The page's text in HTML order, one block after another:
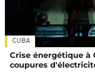
CUBA
Crise énergétique à
coupures